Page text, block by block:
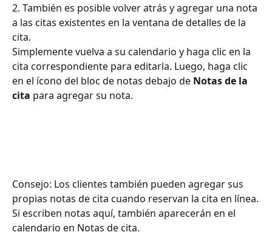
2. También es posible volver atrás y agregar una nota
a las citas existentes en la ventana de detalles de la
cita.
Simplemente vuelva a su calendario y haga clic en la
cita correspondiente para editarla. Luego, haga clic
en el ícono del bloc de notas debajo de Notas de la
cita para agregar su nota.
Consejo: Los clientes también pueden agregar sus
propias notas de cita cuando reservan la cita en línea.
Si escriben notas aquí, también aparecerán en el
calendario en Notas de cita.